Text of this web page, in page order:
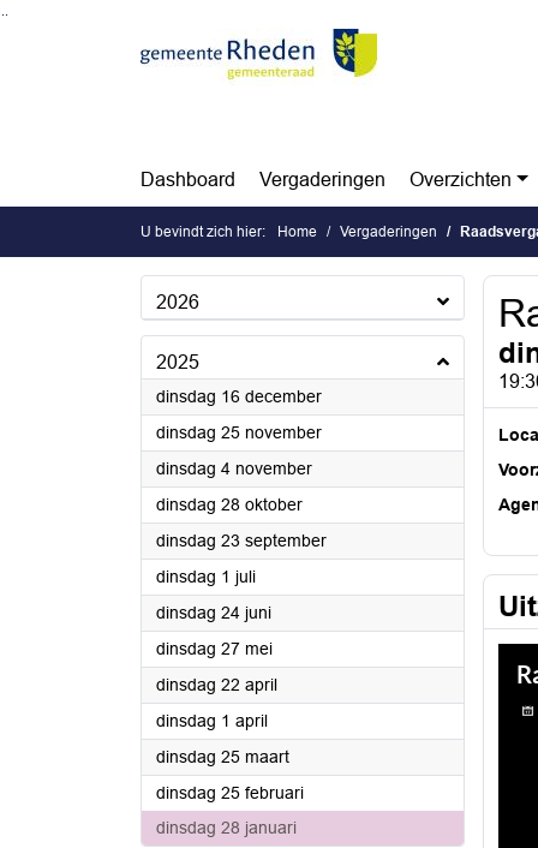
Dashboard Vergaderingen Overzichten
U bevindt zich hier: Home Vergaderingen
2026
2025
dinsdag 16 december2025
dinsdag 25 november2025
dinsdag 4 november2025
dinsdag 28 oktober2025
dinsdag 23 september2025
dinsdag 1 juli2025
dinsdag 24 juni2025
dinsdag 27 mei2025
dinsdag 22 april2025
dinsdag 1 april2025
dinsdag 25 maart2025
dinsdag 25 februari2025
dinsdag 28 januari